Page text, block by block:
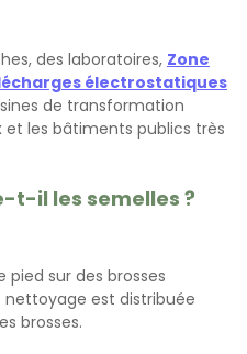
des laboratoires, Zone
électrostatiques
de transformation
et les bâtiments publics très
t-il les semelles ?
pied sur des brosses
nettoyage est distribuée
brosses.